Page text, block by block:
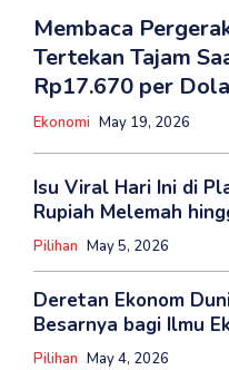
Membaca
Tertekan Tajam
Rp17.670 per
Ekonomi May 19, 2026
Isu Viral Hari Ini di
Rupiah Melemah
Pilihan May 5, 2026
Deretan Ekonom
Besarnya bagi Ilmu
Pilihan May 4, 2026